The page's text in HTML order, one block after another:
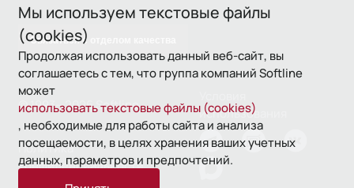
Мы используем текстовые файлы
(cookies)
Продолжая использовать данный веб-сайт, вы
соглашаетесь с тем, что группа компаний Softline
может
использовать текстовые файлы (cookies)
, необходимые для работы сайта и анализа
посещаемости, в целях хранения ваших учетных
данных, параметров и предпочтений.
Связаться с отделом качества
© 1993—2026 Softline
использования
Политика
конфиденциальности